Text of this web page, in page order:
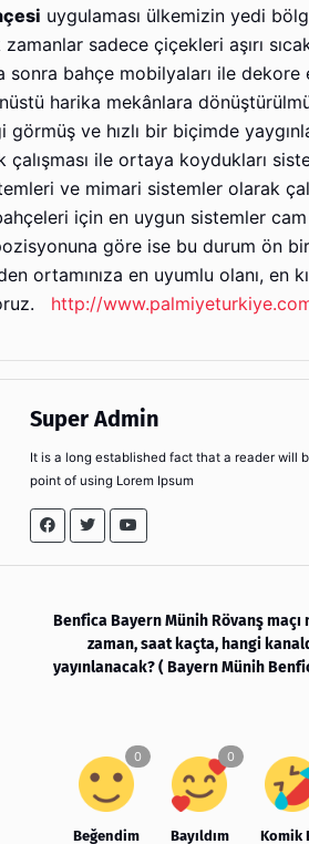
uygulaması ülkemizin yedi
zamanlar sadece çiçekleri aşırı
sonra bahçe mobilyaları ile
harika mekânlara
ve hızlı bir biçimde
çalışması ile ortaya koydukları
ve mimari sistemler olarak
için en uygun sistemler
göre ise bu durum ön
ortamınıza en uyumlu olanı, en
http://
Super Admin
It is a long established fact that a reader will
point of using Lorem Ipsum
Benfica Bayern Münih Rövanş maçı
zaman, saat kaçta, hangi
yayınlanacak? ( Bayern Münih
Beğendim Bayıldım Komik